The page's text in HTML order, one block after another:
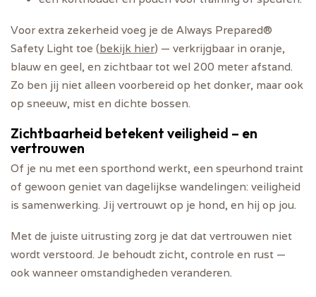
Voor extra zekerheid voeg je de Always Prepared®
Safety Light toe (bekijk hier) — verkrijgbaar in oranje,
blauw en geel, en zichtbaar tot wel 200 meter afstand.
Zo ben jij niet alleen voorbereid op het donker, maar ook
op sneeuw, mist en dichte bossen.
Zichtbaarheid betekent veiligheid – en
vertrouwen
Of je nu met een sporthond werkt, een speurhond traint
of gewoon geniet van dagelijkse wandelingen: veiligheid
is samenwerking. Jij vertrouwt op je hond, en hij op jou.
Met de juiste uitrusting zorg je dat dat vertrouwen niet
wordt verstoord. Je behoudt zicht, controle en rust —
ook wanneer omstandigheden veranderen.